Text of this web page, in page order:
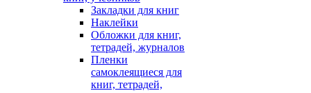
Закладки для книг
Наклейки
Обложки для книг,
тетрадей, журналов
Пленки
самоклеящиеся для
книг, тетрадей,